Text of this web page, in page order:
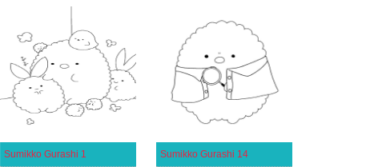
Sumikko Gurashi 1 Sumikko Gurashi 14